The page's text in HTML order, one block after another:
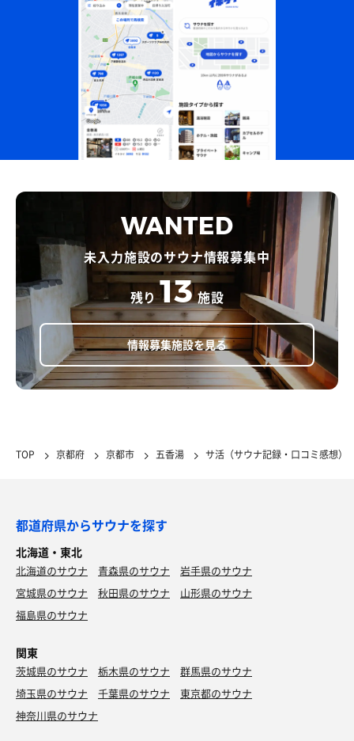
WANTED
未入力施設のサウナ情報募集中
残り 13 施設
情報募集施設を見る
TOP 京都府 京都市 五香湯 サ活（サウナ記録・口コミ感想）
都道府県からサウナを探す
北海道・東北
北海道のサウナ 青森県のサウナ
岩手県のサウナ
宮城県のサウナ
秋田県のサウナ
山形県のサウナ
福島県のサウナ
関東
茨城県のサウナ 栃木県のサウナ
群馬県のサウナ
埼玉県のサウナ
千葉県のサウナ
東京都のサウナ
神奈川県のサウナ